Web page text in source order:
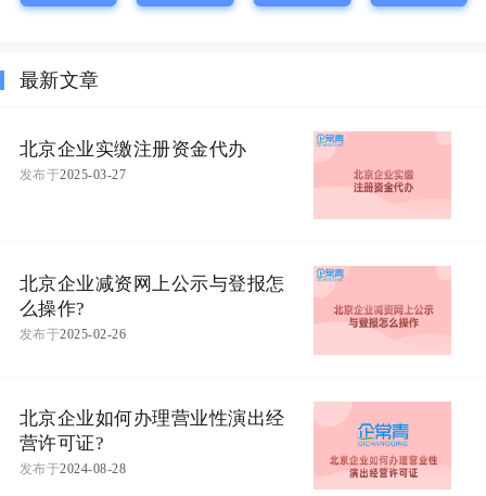
最新文章
北京企业实缴注册资金代办
发布于2025-03-27
北京企业减资网上公示与登报怎
么操作?
发布于2025-02-26
北京企业如何办理营业性演出经
营许可证?
发布于2024-08-28